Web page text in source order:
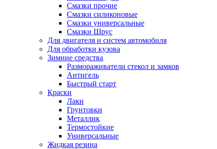
Смазки прочие
Смазки силиконовые
Смазки универсальные
Смазки Шрус
Для двигателя и систем автомобиля
Для обработки кузова
Зимние средства
Размораживатели стекол и замков
Антигель
Быстрый старт
Краски
Лаки
Грунтовки
Металлик
Термостойкие
Универсальные
Жидкая резина